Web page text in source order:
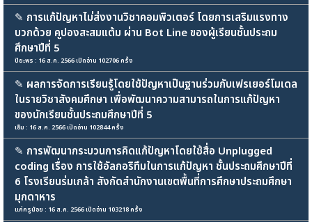
✎ การแก้ปัญหาไม่ส่งงานวิชาคอมพิวเตอร์ โดยการเสริมแรงทาง
บวกด้วย คูปองสะสมแต้ม ผ่าน Bot Line ของผู้เรียนชั้นประถม
ศึกษาปีที่ 5
ปิยะพร : 16 ส.ค. 2566 เปิดอ่าน 102706 ครั้ง
✎ ผลการจัดการเรียนรู้โดยใช้ปัญหาเป็นฐานร่วมกับเฟรเยอร์โมเดล
ในรายวิชาสังคมศึกษา เพื่อพัฒนาความสามารถในการแก้ปัญหา
ของนักเรียนชั้นประถมศึกษาปีที่ 5
เอ็ม : 16 ส.ค. 2566 เปิดอ่าน 102844 ครั้ง
✎ การพัฒนากระบวนการคิดแก้ปัญหาโดยใช้สื่อ Unplugged
coding เรื่อง การใช้อัลกอริทึมในการแก้ปัญหา ชั้นประถมศึกษาปีที่
6 โรงเรียนร่มเกล้า สังกัดสำนักงานเขตพื้นที่การศึกษาประถมศึกษา
มุกดาหาร
แค่ครูน้อย : 16 ส.ค. 2566 เปิดอ่าน 103218 ครั้ง